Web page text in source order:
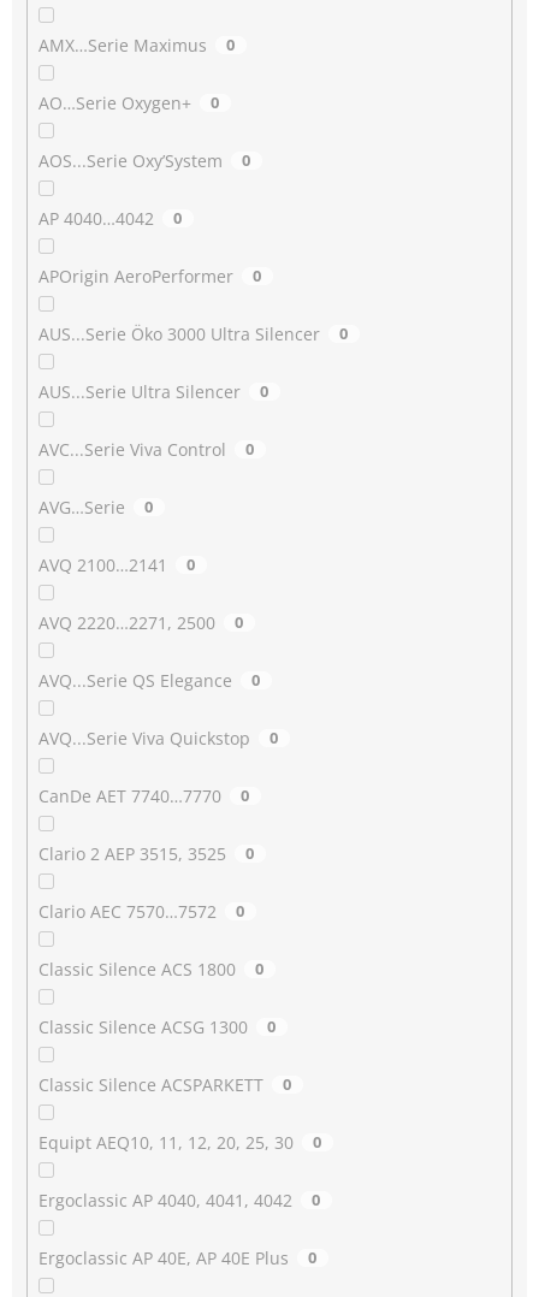
AMX…Serie Maximus 0
AO…Serie Oxygen+ 0
AOS...Serie Oxy’System 0
AP 4040…4042 0
APOrigin AeroPerformer 0
AUS...Serie Öko 3000 Ultra Silencer 0
AUS...Serie Ultra Silencer 0
AVC...Serie Viva Control 0
AVG…Serie 0
AVQ 2100…2141 0
AVQ 2220…2271, 2500 0
AVQ...Serie QS Elegance 0
AVQ...Serie Viva Quickstop 0
CanDe AET 7740…7770 0
Clario 2 AEP 3515, 3525 0
Clario AEC 7570…7572 0
Classic Silence ACS 1800 0
Classic Silence ACSG 1300 0
Classic Silence ACSPARKETT 0
Equipt AEQ10, 11, 12, 20, 25, 30 0
Ergoclassic AP 4040, 4041, 4042 0
Ergoclassic AP 40E, AP 40E Plus 0